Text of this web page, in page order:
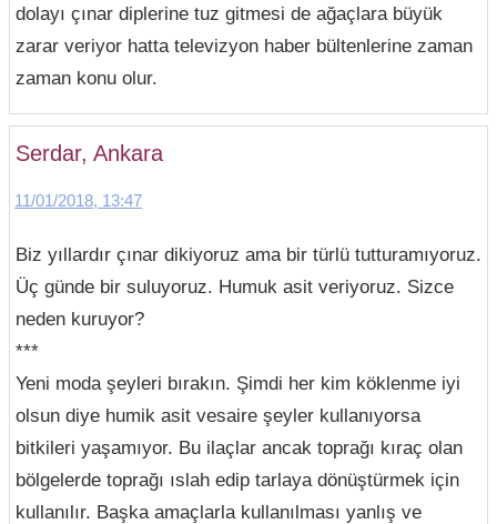
dolayı çınar diplerine tuz gitmesi de ağaçlara büyük
zarar veriyor hatta televizyon haber bültenlerine zaman
zaman konu olur.
Serdar, Ankara
11/01/2018, 13:47
Biz yıllardır çınar dikiyoruz ama bir türlü tutturamıyoruz.
Üç günde bir suluyoruz. Humuk asit veriyoruz. Sizce
neden kuruyor?
***
Yeni moda şeyleri bırakın. Şimdi her kim köklenme iyi
olsun diye humik asit vesaire şeyler kullanıyorsa
bitkileri yaşamıyor. Bu ilaçlar ancak toprağı kıraç olan
bölgelerde toprağı ıslah edip tarlaya dönüştürmek için
kullanılır. Başka amaçlarla kullanılması yanlış ve